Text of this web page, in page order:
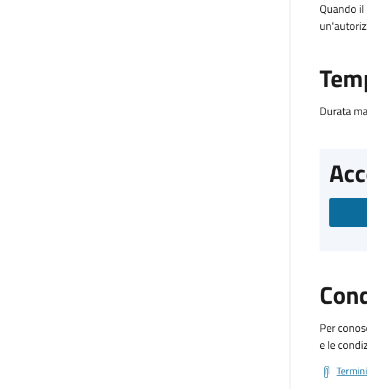
Quando
Durata
Per
e le